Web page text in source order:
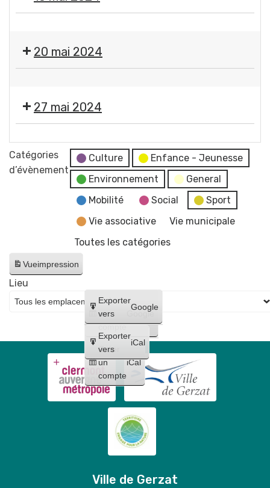
services
des
services
20 mai 2024
des
services
municipaux
27 mai 2024
France
Services
Catégories
d’évènement
Culture
Enfance - Jeunesse
Environnement
General
Mobilité
Social
Sport
Vie associative
Vie municipale
Toutes les catégories
Vueimpression
Créer
un
compte
Google
Créer
un
compte
iCal
Exporter
vers
Google
Exporter
vers
iCal
Lieu
Ville de Gerzat